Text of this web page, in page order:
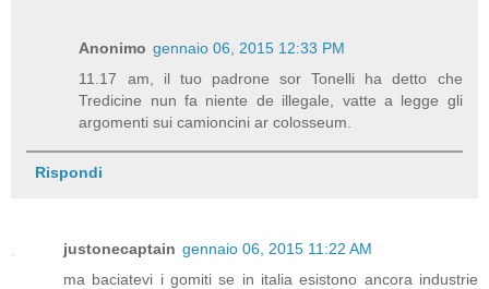
Anonimo gennaio 06, 2015 12:33 PM
11.17 am, il tuo padrone sor Tonelli ha detto che
Tredicine nun fa niente de illegale, vatte a legge gli
argomenti sui camioncini ar colosseum.
Rispondi
justonecaptain gennaio 06, 2015 11:22 AM
ma baciatevi i gomiti se in italia esistono ancora industrie